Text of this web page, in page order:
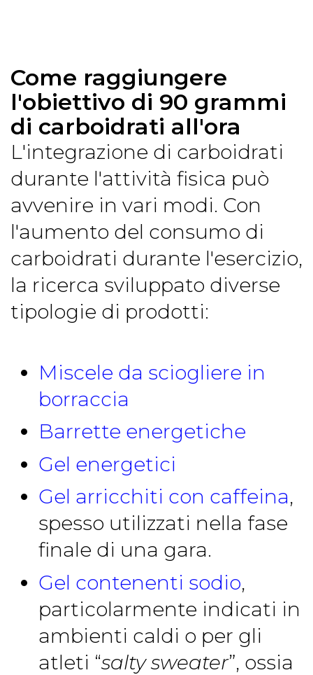
Come raggiungere
l'obiettivo di 90 grammi
di carboidrati all'ora
L'integrazione di carboidrati
durante l'attività fisica può
avvenire in vari modi. Con
l'aumento del consumo di
carboidrati durante l'esercizio,
la ricerca sviluppato diverse
tipologie di prodotti:
Miscele da sciogliere in
borraccia
Barrette energetiche
Gel energetici
Gel arricchiti con caffeina,
spesso utilizzati nella fase
finale di una gara.
Gel contenenti sodio,
particolarmente indicati in
ambienti caldi o per gli
atleti “salty sweater”, ossia